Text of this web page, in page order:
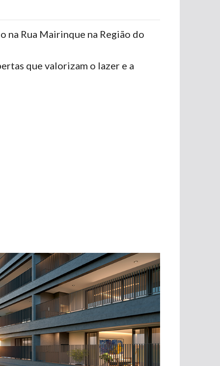
na Rua Mairinque na Região do
que valorizam o lazer e a